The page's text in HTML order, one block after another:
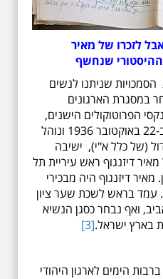
לזכרו של מאיר
ההיסטורי שנחשף
הסמכויות שניתנו לנשים
במסגרת הארגונים
הפרוטוקולים הישנים,
נחשף דיון מרגש שהתקיים ב-22 באוקטובר 1936 ונוהל
(של כלל א"י), ישיבה
דיזנגוף ראש עיריית תל
דיזנגוף היה מבכירי
עמד בראש לשכת שער ציון
ואף נבחר כסגן הנשיא
בארץ ישראל.[3]
הימים לארגון היהודי